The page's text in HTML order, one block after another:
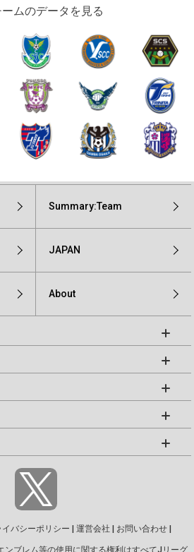
ムのデータを見る
Summary:Team
JAPAN
About
イバシーポリシー 運営会社 お問い合わせ
ブレム等の使用に関する権利はすべてJリーグ